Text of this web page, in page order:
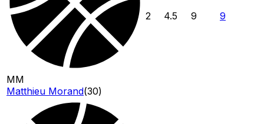
MM
Matthieu Morand(30)
2 4.5 9 9